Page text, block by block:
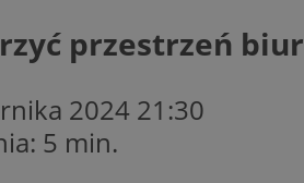
przestrzeń
2024 21:30
5 min.